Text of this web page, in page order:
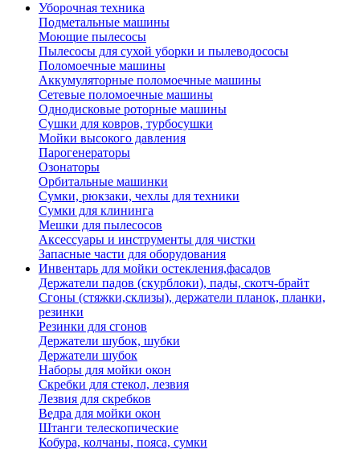
Уборочная техника
Подметальные машины
Моющие пылесосы
Пылесосы для сухой уборки и пылеводососы
Поломоечные машины
Аккумуляторные поломоечные машины
Сетевые поломоечные машины
Однодисковые роторные машины
Сушки для ковров, турбосушки
Мойки высокого давления
Парогенераторы
Озонаторы
Орбитальные машинки
Сумки, рюкзаки, чехлы для техники
Сумки для клининга
Мешки для пылесосов
Аксессуары и инструменты для чистки
Запасные части для оборудования
Инвентарь для мойки остекления,фасадов
Держатели падов (скурблоки), пады, скотч-брайт
Сгоны (стяжки,склизы), держатели планок, планки,
резинки
Резинки для сгонов
Держатели шубок, шубки
Держатели шубок
Наборы для мойки окон
Скребки для стекол, лезвия
Лезвия для скребков
Ведра для мойки окон
Штанги телескопические
Кобура, колчаны, пояса, сумки